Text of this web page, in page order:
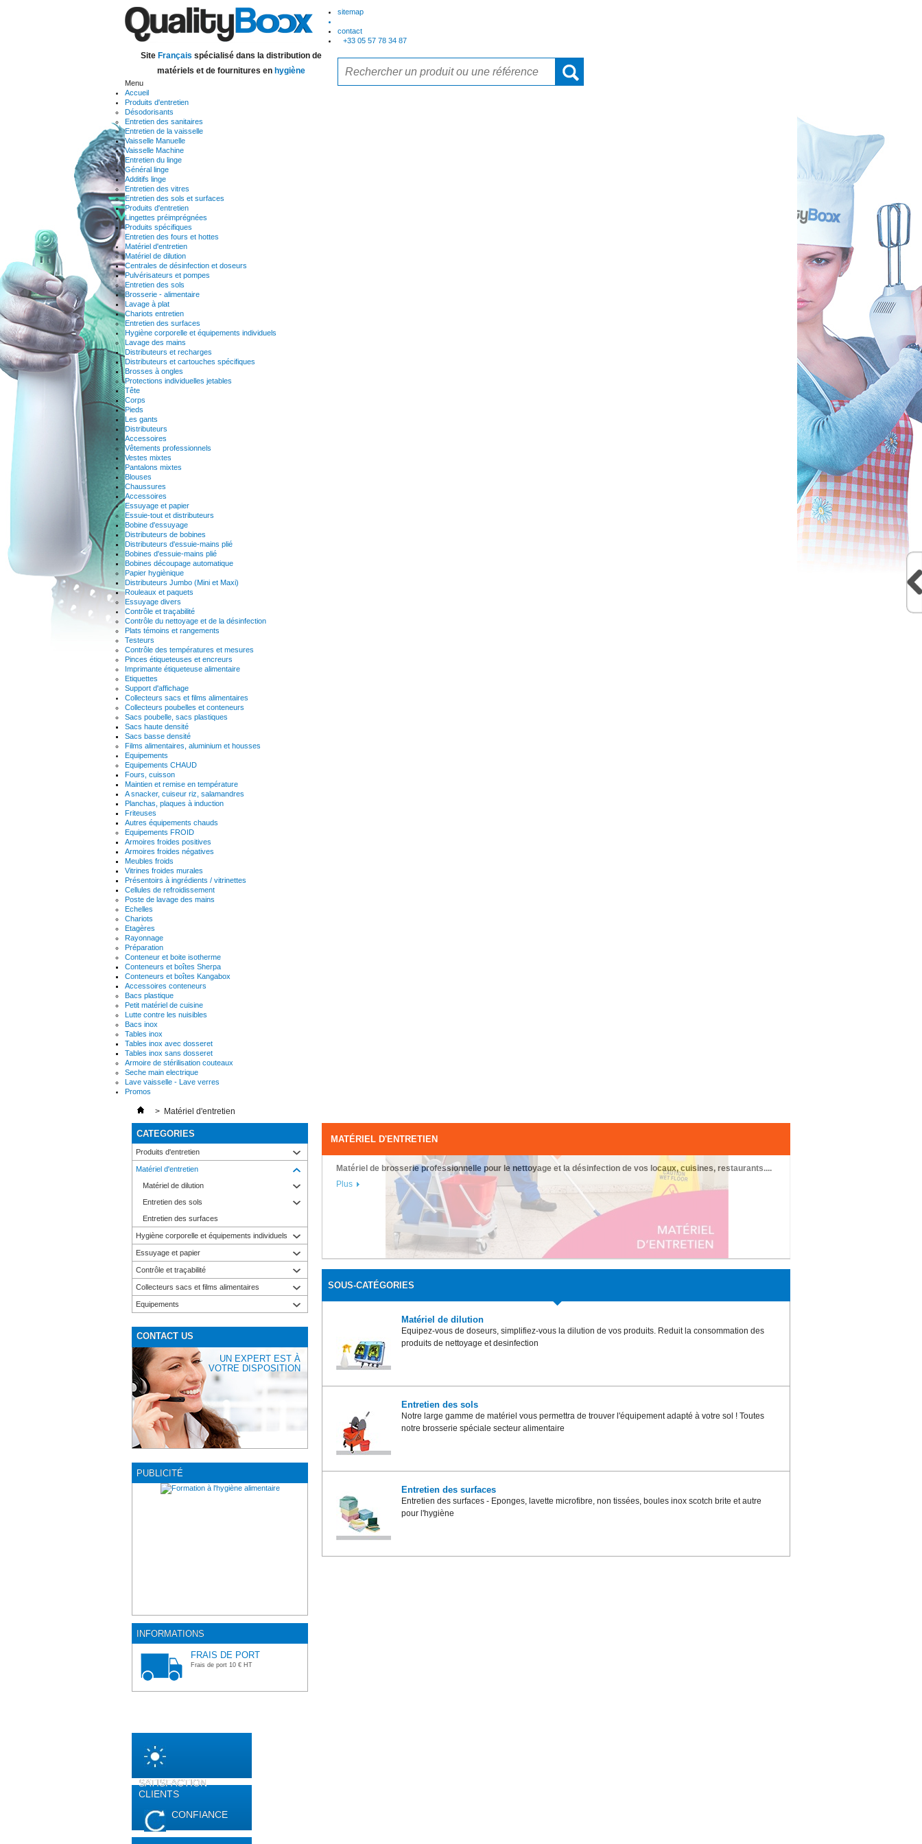
Site Français spécialisé dans la distribution de
matériels et de fournitures en hygiène
sitemap
contact
+33 05 57 78 34 87
Menu
Accueil
Produits d'entretien
Désodorisants
Entretien des sanitaires
Entretien de la vaisselle
Vaisselle Manuelle
Vaisselle Machine
Entretien du linge
Général linge
Additifs linge
Entretien des vitres
Entretien des sols et surfaces
Produits d'entretien
Lingettes préimprégnées
Produits spécifiques
Entretien des fours et hottes
Matériel d'entretien
Matériel de dilution
Centrales de désinfection et doseurs
Pulvérisateurs et pompes
Entretien des sols
Brosserie - alimentaire
Lavage à plat
Chariots entretien
Entretien des surfaces
Hygiène corporelle et équipements individuels
Lavage des mains
Distributeurs et recharges
Distributeurs et cartouches spécifiques
Brosses à ongles
Protections individuelles jetables
Tête
Corps
Pieds
Les gants
Distributeurs
Accessoires
Vêtements professionnels
Vestes mixtes
Pantalons mixtes
Blouses
Chaussures
Accessoires
Essuyage et papier
Essuie-tout et distributeurs
Bobine d'essuyage
Distributeurs de bobines
Distributeurs d'essuie-mains plié
Bobines d'essuie-mains plié
Bobines découpage automatique
Papier hygiènique
Distributeurs Jumbo (Mini et Maxi)
Rouleaux et paquets
Essuyage divers
Contrôle et traçabilité
Contrôle du nettoyage et de la désinfection
Plats témoins et rangements
Testeurs
Contrôle des températures et mesures
Pinces étiqueteuses et encreurs
Imprimante étiqueteuse alimentaire
Etiquettes
Support d'affichage
Collecteurs sacs et films alimentaires
Collecteurs poubelles et conteneurs
Sacs poubelle, sacs plastiques
Sacs haute densité
Sacs basse densité
Films alimentaires, aluminium et housses
Equipements
Equipements CHAUD
Fours, cuisson
Maintien et remise en température
A snacker, cuiseur riz, salamandres
Planchas, plaques à induction
Friteuses
Autres équipements chauds
Equipements FROID
Armoires froides positives
Armoires froides négatives
Meubles froids
Vitrines froides murales
Présentoirs à ingrédients / vitrinettes
Cellules de refroidissement
Poste de lavage des mains
Echelles
Chariots
Etagères
Rayonnage
Préparation
Conteneur et boite isotherme
Conteneurs et boîtes Sherpa
Conteneurs et boîtes Kangabox
Accessoires conteneurs
Bacs plastique
Petit matériel de cuisine
Lutte contre les nuisibles
Bacs inox
Tables inox
Tables inox avec dosseret
Tables inox sans dosseret
Armoire de stérilisation couteaux
Seche main electrique
Lave vaisselle - Lave verres
Promos
> Matériel d'entretien
CATEGORIES
Produits d'entretien
Matériel d'entretien
Matériel de dilution
Entretien des sols
Entretien des surfaces
Hygiène corporelle et équipements individuels
Essuyage et papier
Contrôle et traçabilité
Collecteurs sacs et films alimentaires
Equipements
CONTACT US
UN EXPERT EST À
VOTRE DISPOSITION
PUBLICITÉ
INFORMATIONS
FRAIS DE PORT
Frais de port 10 € HT
MATÉRIEL D'ENTRETIEN
Matériel de brosserie professionnelle pour le nettoyage et la désinfection de vos locaux, cuisines, restaurants....
Plus
SOUS-CATÉGORIES
Matériel de dilution
Equipez-vous de doseurs, simplifiez-vous la dilution de vos produits. Reduit la consommation des
produits de nettoyage et desinfection
Entretien des sols
Notre large gamme de matériel vous permettra de trouver l'équipement adapté à votre sol ! Toutes
notre brosserie spéciale secteur alimentaire
Entretien des surfaces
Entretien des surfaces - Eponges, lavette microfibre, non tissées, boules inox scotch brite et autre
pour l'hygiène
SATISFACTION
CLIENTS
CONFIANCE